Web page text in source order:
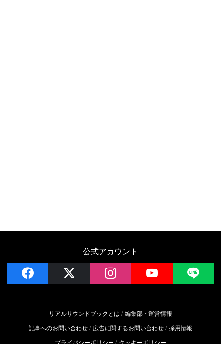
公式アカウント
facebook instagram YouTube
リアルサウンドブックとは
編集部・運営情報
記事へのお問い合わせ
広告に関するお問い合わせ 採用情報
プライバシーポリシー
クッキーポリシー